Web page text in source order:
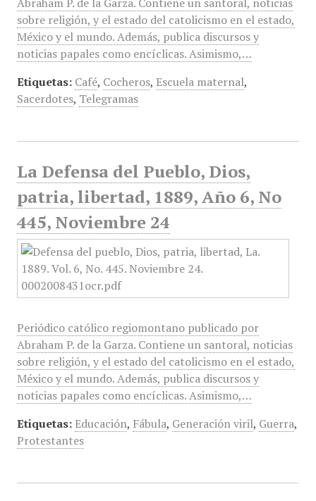
sobre religión, y el estado del catolicismo en el estado,
México y el mundo. Además, publica discursos y
noticias papales como encíclicas. Asimismo,…
Etiquetas: Café, Cocheros, Escuela maternal,
Sacerdotes, Telegramas
La Defensa del Pueblo, Dios,
patria, libertad, 1889, Año 6, No
445, Noviembre 24
Periódico católico regiomontano publicado por
Abraham P. de la Garza. Contiene un santoral, noticias
sobre religión, y el estado del catolicismo en el estado,
México y el mundo. Además, publica discursos y
noticias papales como encíclicas. Asimismo,…
Etiquetas: Educación, Fábula, Generación viril, Guerra,
Protestantes